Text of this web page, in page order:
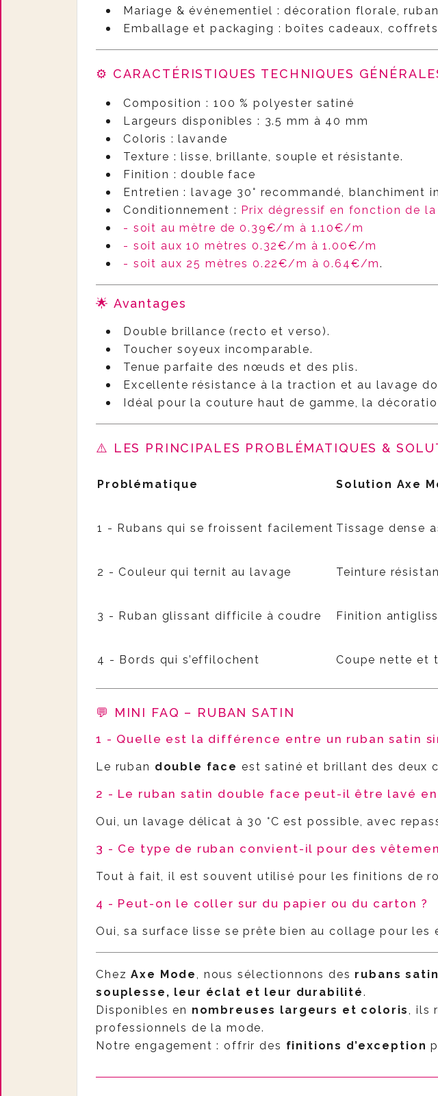
Mariage & événementiel : décoration florale,
Emballage et packaging : boîtes cadeaux,
⚙️ CARACTÉRISTIQUES TECHNIQUES
Composition : 100 % polyester satiné
Largeurs disponibles : 3.5 mm à 40 mm
Coloris : lavande
Texture : lisse, brillante, souple et résistante.
Finition : double face
Entretien : lavage 30° recommandé, blanchiment
Conditionnement : Prix dégressif en fonction de
- soit au mètre de 0.39€/m à 1.10€/m
- soit aux 10 mètres 0.32€/m à 1.00€/m
- soit aux 25 mètres 0.22€/m à 0.64€/m.
🌟 Avantages
Double brillance (recto et verso).
Toucher soyeux incomparable.
Tenue parfaite des nœuds et des plis.
Excellente résistance à la traction et au lavage
Idéal pour la couture haut de gamme, la
⚠️ LES PRINCIPALES PROBLÉMATIQUES &
Problématique Solution Axe
1 - Rubans qui se froissent facilement Tissage dense
2 - Couleur qui ternit au lavage Teinture
3 - Ruban glissant difficile à coudre Finition
4 - Bords qui s’effilochent Coupe nette et
💬 MINI FAQ – RUBAN SATIN
1 - Quelle est la différence entre un ruban satin
Le ruban double face est satiné et brillant des deux
2 - Le ruban satin double face peut-il être lavé en
Oui, un lavage délicat à 30 °C est possible, avec
3 - Ce type de ruban convient-il pour des
Tout à fait, il est souvent utilisé pour les finitions de
4 - Peut-on le coller sur du papier ou du carton ?
Oui, sa surface lisse se prête bien au collage pour
ChezAxe Mode, nous sélectionnons des rubans
souplesse, leur éclat et leur durabilité.
Disponibles en nombreuses largeurs et coloris, ils
professionnels de la mode.
Notre engagement : offrir des finitions d’exception